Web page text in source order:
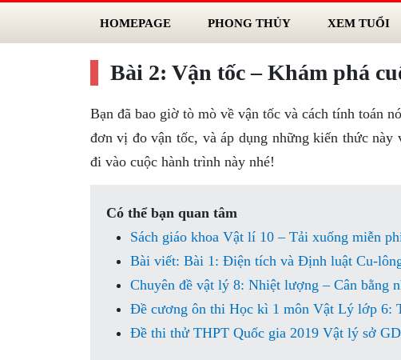
HOMEPAGE PHONG THỦY XEM TUỔI
Bài 2: Vận tốc – Khám phá
Bạn đã bao giờ tò mò về vận tốc và cách tính toán
đơn vị đo vận tốc, và áp dụng những kiến thức
đi vào cuộc hành trình này nhé!
Có thể bạn quan tâm
Sách giáo khoa Vật lí 10 – Tải xuống miễn
Bài viết: Bài 1: Điện tích và Định luật Cu-
Chuyên đề vật lý 8: Nhiệt lượng – Cân bằng
Đề cương ôn thi Học kì 1 môn Vật Lý lớp 6:
Đề thi thử THPT Quốc gia 2019 Vật lý sở